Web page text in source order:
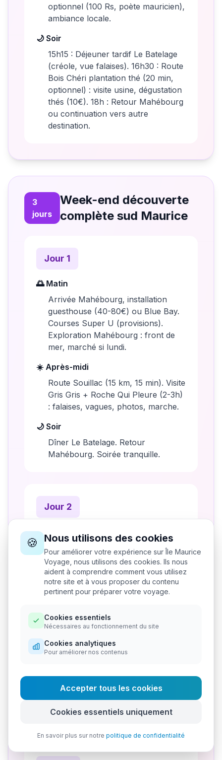
optionnel (100 Rs, poète mauricien),
ambiance locale.
🌙 Soir
15h15 : Déjeuner tardif Le Batelage
(créole, vue falaises). 16h30 : Route
Bois Chéri plantation thé (20 min,
optionnel) : visite usine, dégustation
thés (10€). 18h : Retour Mahébourg
ou continuation vers autre
destination.
3
jours
Week-end découverte
complète sud Maurice
Jour 1
🌅 Matin
Arrivée Mahébourg, installation
guesthouse (40-80€) ou Blue Bay.
Courses Super U (provisions).
Exploration Mahébourg : front de
mer, marché si lundi.
☀️ Après-midi
Route Souillac (15 km, 15 min). Visite
Gris Gris + Roche Qui Pleure (2-3h)
: falaises, vagues, photos, marche.
🌙 Soir
Dîner Le Batelage. Retour
Mahébourg. Soirée tranquille.
Jour 2
🌅 Matin
Rochester Falls (30 min depuis
Mahébourg) : baignade cascade,
détente forêt, photos. 2-3h sur
place.
Route Chamarel (1h ouest) : Terre 7
Couleurs (10€), Cascade Chamarel,
Usine Rhumerie (visite-dégustation).
Paysages spectaculaires.
🌙 Soir
Retour via route panoramique Black
River. Arrivée Mahébourg 18h.
Dîner local.
🍪 Nous utilisons des cookies
Pour améliorer votre expérience sur Île Maurice
Voyage, nous utilisons des cookies. Ils nous
aident à comprendre comment vous utilisez
notre site et à vous proposer du contenu
pertinent pour préparer votre voyage.
Cookies essentiels
Nécessaires au fonctionnement du site
Cookies analytiques
Pour améliorer nos contenus
Accepter tous les cookies
Cookies essentiels uniquement
En savoir plus sur notre politique de confidentialité